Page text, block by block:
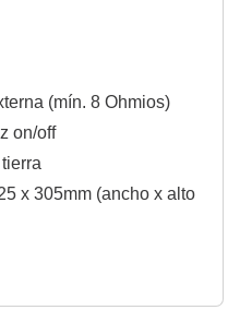
(mín. 8 Ohmios)
on/off
x 305mm (ancho x alto